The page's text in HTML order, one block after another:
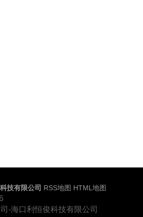
技有限公司 RSS地图 HTML地图
-海口利恒俊科技有限公司